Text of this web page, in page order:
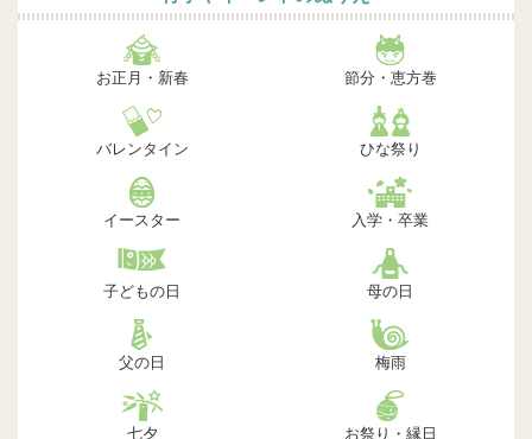
お正月・新春 節分・恵方巻
バレンタイン ひな祭り
イースター 入学・卒業
子どもの日 母の日
父の日 梅雨
七夕 お祭り・縁日